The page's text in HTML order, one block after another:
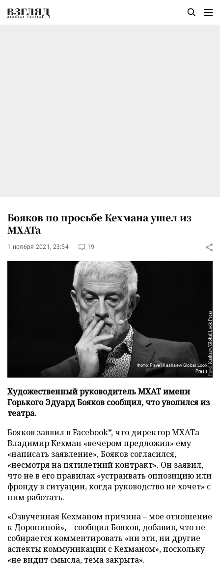
Бояков по просьбе Кехмана ушел из
МХАТа
1 ноября 2021, 23:54 19
Фото: Pavel Kashaev/Global Look
Press
Художественный руководитель МХАТ имени
Горького Эдуард Бояков сообщил, что уволился из
театра.
Бояков заявил в Facebook*, что директор МХАТа
Владимир Кехман «вечером предложил» ему
«написать заявление», Бояков согласился,
«несмотря на пятилетний контракт». Он заявил,
что не в его правилах «устраивать оппозицию или
фронду в ситуации, когда руководство не хочет» с
ним работать.
«Озвученная Кехманом причина – мое отношение
к Дорониной», – сообщил Бояков, добавив, что не
собирается комментировать «ни эти, ни другие
аспекты коммуникации с Кехманом», поскольку
«не видит смысла, тема закрыта».